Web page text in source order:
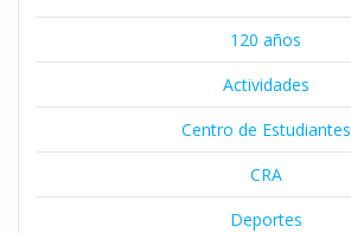
120 años
Actividades
Centro de Estudiantes
CRA
Deportes